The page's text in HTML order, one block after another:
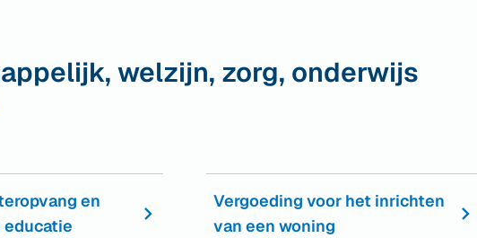
welzijn, zorg, onderwijs
en
educatie
Vergoeding voor het inrichten
van een woning